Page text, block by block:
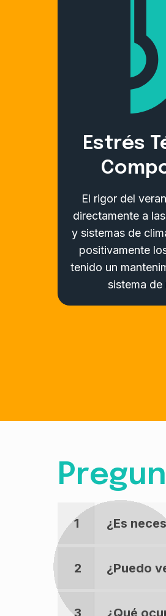
Estrés
El rigor del
directamente a
y sistemas de
positivamente
tenido un
sistema de
1 ¿Es
2 ¿Puedo
3 ¿Qué